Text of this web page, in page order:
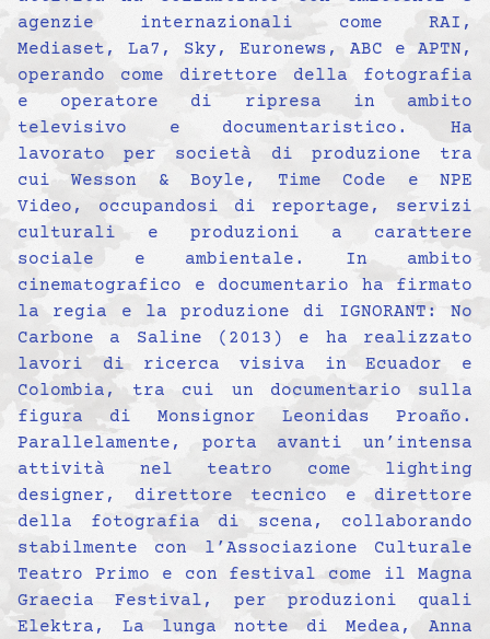
agenzie internazionali come RAI,
Mediaset, La7, Sky, Euronews, ABC e APTN,
operando come direttore della fotografia
e operatore di ripresa in ambito
televisivo e documentaristico. Ha
lavorato per società di produzione tra
cui Wesson & Boyle, Time Code e NPE
Video, occupandosi di reportage, servizi
culturali e produzioni a carattere
sociale e ambientale. In ambito
cinematografico e documentario ha firmato
la regia e la produzione di IGNORANT: No
Carbone a Saline (2013) e ha realizzato
lavori di ricerca visiva in Ecuador e
Colombia, tra cui un documentario sulla
figura di Monsignor Leonidas Proaño.
Parallelamente, porta avanti un’intensa
attività nel teatro come lighting
designer, direttore tecnico e direttore
della fotografia di scena, collaborando
stabilmente con l’Associazione Culturale
Teatro Primo e con festival come il Magna
Graecia Festival, per produzioni quali
Elektra, La lunga notte di Medea, Anna